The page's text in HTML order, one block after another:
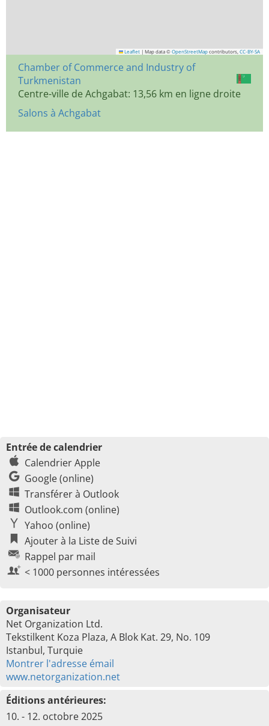
Leaflet | Map data © OpenStreetMap contributors, CC-BY-SA
Chamber of Commerce and Industry of
Turkmenistan
Centre-ville de Achgabat: 13,56 km en ligne droite
Salons à Achgabat
Entrée de calendrier
Calendrier Apple
Google (online)
Transférer à Outlook
Outlook.com (online)
Yahoo (online)
Ajouter à la Liste de Suivi
Rappel par mail
< 1000 personnes intéressées
Organisateur
Net Organization Ltd.
Tekstilkent Koza Plaza, A Blok Kat. 29, No. 109
Istanbul, Turquie
Montrer l'adresse émail
www.netorganization.net
Éditions antérieures:
10. - 12. octobre 2025